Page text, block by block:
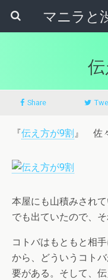
伝
Share
『伝え方が9割』 佐
本屋にも山積みされ
でも出ていたので、
コトバはもともと相
から、どういうコト
要がある。そして、